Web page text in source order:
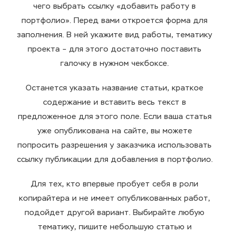
чего выбрать ссылку «добавить работу в
портфолио». Перед вами откроется форма для
заполнения. В ней укажите вид работы, тематику
проекта – для этого достаточно поставить
галочку в нужном чекбоксе.
Останется указать название статьи, краткое
содержание и вставить весь текст в
предложенное для этого поле. Если ваша статья
уже опубликована на сайте, вы можете
попросить разрешения у заказчика использовать
ссылку публикации для добавления в портфолио.
Для тех, кто впервые пробует себя в роли
копирайтера и не имеет опубликованных работ,
подойдет другой вариант. Выбирайте любую
тематику, пишите небольшую статью и